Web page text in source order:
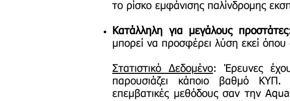
το ρίσκο εμφάνισης παλίνδρομης
Κατάλληλη για μεγάλους προστάτες
μπορεί να προσφέρει λύση εκεί όπου
Στατιστικό Δεδομένο: Έρευνες
παρουσιάζει κάποιο βαθμό
επεμβατικές μεθόδους σαν την